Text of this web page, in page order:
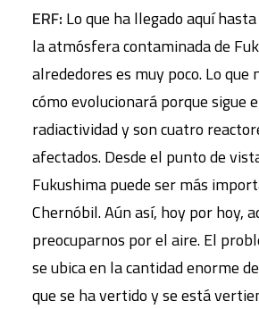
ERF: Lo que ha llegado aquí
la atmósfera contaminada de
alrededores es muy poco. Lo que
cómo evolucionará porque sigue
radiactividad y son cuatro
afectados. Desde el punto de
Fukushima puede ser más
Chernóbil. Aún así, hoy por hoy,
preocuparnos por el aire. El
se ubica en la cantidad enorme
que se ha vertido y se está